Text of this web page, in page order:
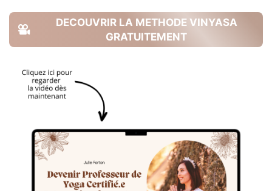
DECOUVRIR LA METHODE VINYASA
GRATUITEMENT